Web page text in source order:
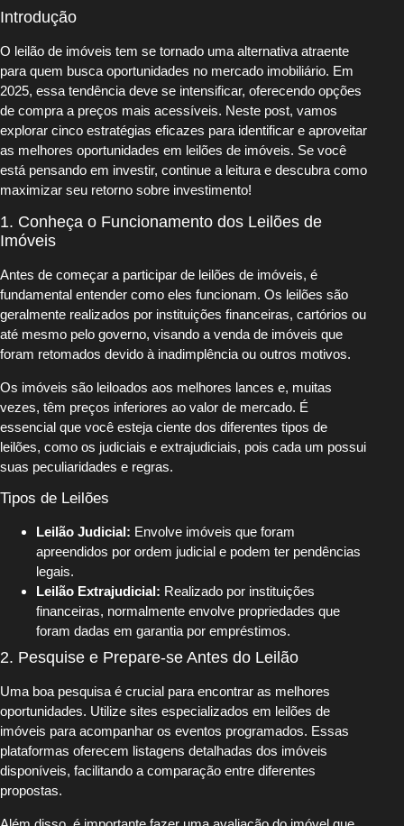
Introdução
O leilão de imóveis tem se tornado uma alternativa atraente
para quem busca oportunidades no mercado imobiliário. Em
2025, essa tendência deve se intensificar, oferecendo opções
de compra a preços mais acessíveis. Neste post, vamos
explorar cinco estratégias eficazes para identificar e aproveitar
as melhores oportunidades em leilões de imóveis. Se você
está pensando em investir, continue a leitura e descubra como
maximizar seu retorno sobre investimento!
1. Conheça o Funcionamento dos Leilões de
Imóveis
Antes de começar a participar de leilões de imóveis, é
fundamental entender como eles funcionam. Os leilões são
geralmente realizados por instituições financeiras, cartórios ou
até mesmo pelo governo, visando a venda de imóveis que
foram retomados devido à inadimplência ou outros motivos.
Os imóveis são leiloados aos melhores lances e, muitas
vezes, têm preços inferiores ao valor de mercado. É
essencial que você esteja ciente dos diferentes tipos de
leilões, como os judiciais e extrajudiciais, pois cada um possui
suas peculiaridades e regras.
Tipos de Leilões
Leilão Judicial: Envolve imóveis que foram
apreendidos por ordem judicial e podem ter pendências
legais.
Leilão Extrajudicial: Realizado por instituições
financeiras, normalmente envolve propriedades que
foram dadas em garantia por empréstimos.
2. Pesquise e Prepare-se Antes do Leilão
Uma boa pesquisa é crucial para encontrar as melhores
oportunidades. Utilize sites especializados em leilões de
imóveis para acompanhar os eventos programados. Essas
plataformas oferecem listagens detalhadas dos imóveis
disponíveis, facilitando a comparação entre diferentes
propostas.